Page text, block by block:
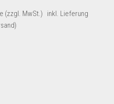
(zzgl. MwSt.) inkl. Lieferung